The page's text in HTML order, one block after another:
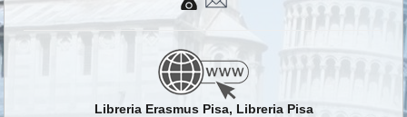
Libreria Erasmus Pisa, Libreria Pisa